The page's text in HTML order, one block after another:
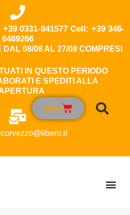
0331-841577 Cell: +39 346-
6469266
08/08 AL 27/08 COMPRESI
IN QUESTO PERIODO
E SPEDITI ALLA
0,00 €